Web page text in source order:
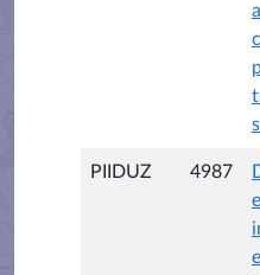
PIIDUZ 4987